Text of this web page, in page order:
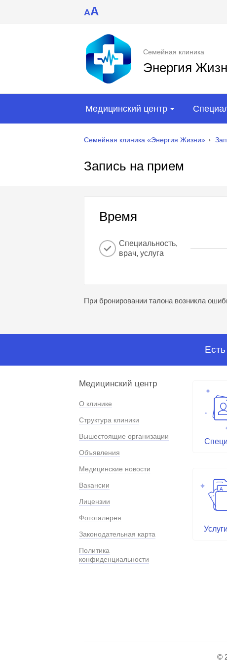
AA
Семейная клиника
Энергия
Медицинский центр
Семейная клиника «Энергия Жизни»
Запись на прием
Время
Специальность,
врач, услуга
При бронировании талона возникла
Медицинский центр
О клинике
Структура клиники
Вышестоящие организации
Объявления
Медицинские новости
Вакансии
Лицензии
Фотогалерея
Законодательная карта
Политика
конфиденциальности
©